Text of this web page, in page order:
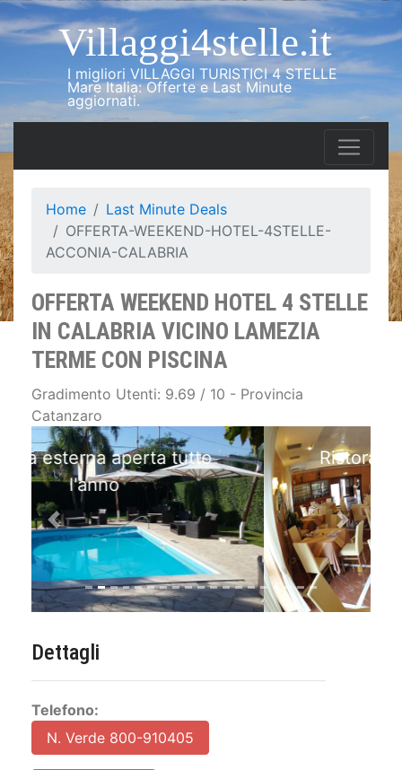
Villaggi4stelle.it
I migliori VILLAGGI TURISTICI 4 STELLE
Mare Italia: Offerte e Last Minute
aggiornati.
Home
Last Minute Deals
OFFERTA-WEEKEND-HOTEL-4STELLE-
ACCONIA-CALABRIA
OFFERTA WEEKEND HOTEL 4 STELLE
IN CALABRIA VICINO LAMEZIA
TERME CON PISCINA
Gradimento Utenti: 9.69 / 10 - Provincia
Catanzaro
Ristorante con menù tipico
Previous Next
Dettagli
Telefono:
N. Verde 800-910405